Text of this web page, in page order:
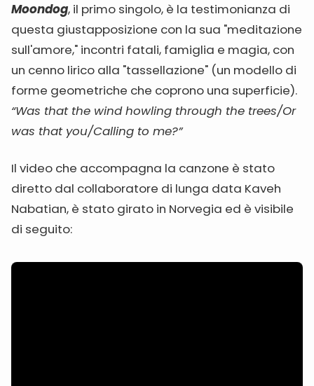
Moondog, il primo singolo, è la testimonianza di
questa giustapposizione con la sua "meditazione
sull'amore," incontri fatali, famiglia e magia, con
un cenno lirico alla "tassellazione" (un modello di
forme geometriche che coprono una superficie).
“Was that the wind howling through the trees/Or
was that you/Calling to me?”
Il video che accompagna la canzone è stato
diretto dal collaboratore di lunga data Kaveh
Nabatian, è stato girato in Norvegia ed è visibile
di seguito: